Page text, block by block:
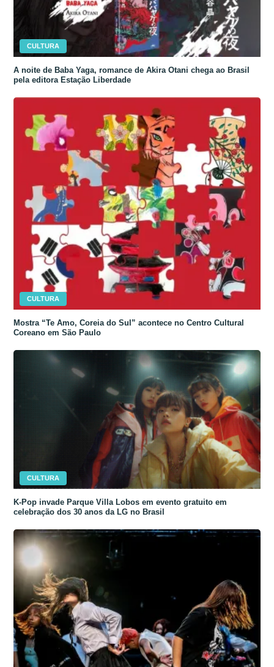
CULTURA
A noite de Baba Yaga, romance de Akira Otani chega ao Brasil
pela editora Estação Liberdade
CULTURA
Mostra “Te Amo, Coreia do Sul” acontece no Centro Cultural
Coreano em São Paulo
CULTURA
K-Pop invade Parque Villa Lobos em evento gratuito em
celebração dos 30 anos da LG no Brasil